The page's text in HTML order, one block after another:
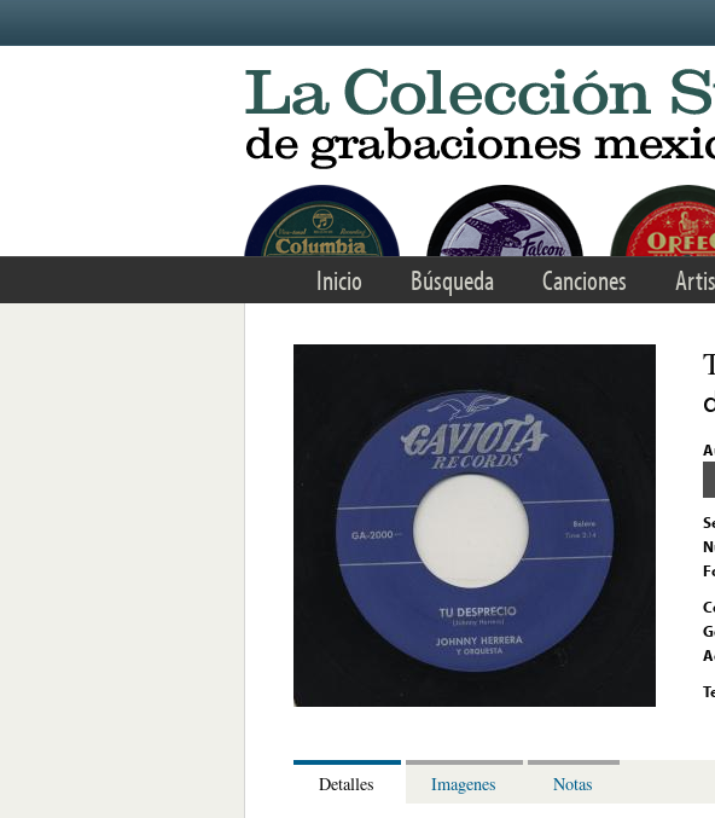
Inicio Búsqueda Canciones
Detalles Imagenes Notas